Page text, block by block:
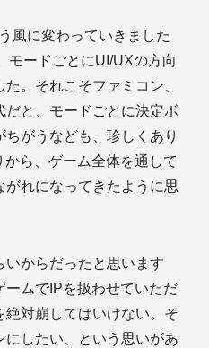
風に変わっていきました
ードごとにUI/UXの方向
。それこそファミコン、
だと、モードごとに決定ボ
がうなども、珍しくあり
ら、ゲーム全体を通して
れになってきたように思
いからだったと思います
ームでIPを扱わせていただ
絶対崩してはいけない。そ
したい、という思いがあ